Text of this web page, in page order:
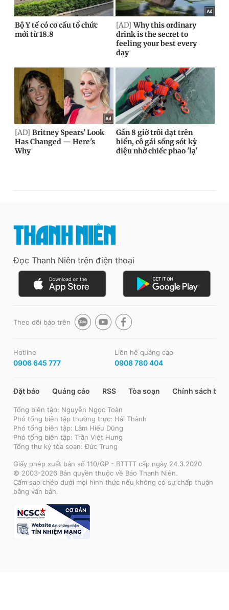
Đọc Thanh Niên trên điện thoại
Theo dõi báo trên
Hotline
0906 645 777
Liên hệ quảng cáo
0908 780 404
Đặt báo Quảng cáo RSS Tòa soạn Chính sách bảo
Tổng biên tập: Nguyễn Ngọc Toàn
Phó tổng biên tập thường trực: Hải Thành
Phó tổng biên tập: Lâm Hiếu Dũng
Phó tổng biên tập: Trần Việt Hưng
Tổng thư ký tòa soạn: Đức Trung
Giấy phép xuất bản số 110/GP - BTTTT cấp ngày 24.3.2020
© 2003-2026 Bản quyền thuộc về Báo Thanh Niên.
Cấm sao chép dưới mọi hình thức nếu không có sự chấp thuận
bằng văn bản.